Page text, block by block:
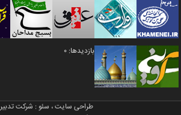
بازدیدها: 0
طراحی سایت، سئو : شرکت تدبیر